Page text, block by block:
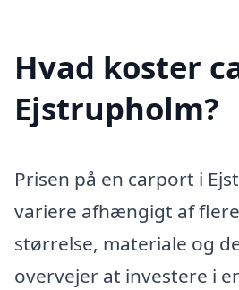
Hvad koster
Ejstrupholm?
Prisen på en carport i
variere afhængigt af
størrelse, materiale og
overvejer at investere i